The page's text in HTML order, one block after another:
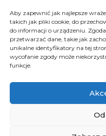
Aby zapewnić jak najlepsze
takich jak pliki cookie, do
do informacji o urządzeniu.
przetwarzać dane, takie jak
unikalne identyfikatory na tej
wycofanie zgody może
funkcje.
Telefon
790 710 230
Telefon
Glm_izolacje@interia.pl